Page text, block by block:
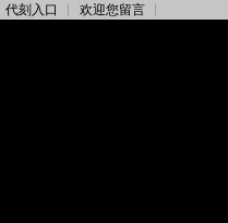
代刻入口 欢迎您留言